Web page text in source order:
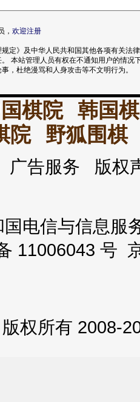
， 欢迎注册
定》及中华人民共和国其他各项有关法
本站管理人员有权在不通知用户的情况
，杜绝漫骂和人身攻击等不文明行为。
棋院
韩国
院 野狐围棋
广告服务 版
国电信与信息
11006043 号
版权所有 2008-